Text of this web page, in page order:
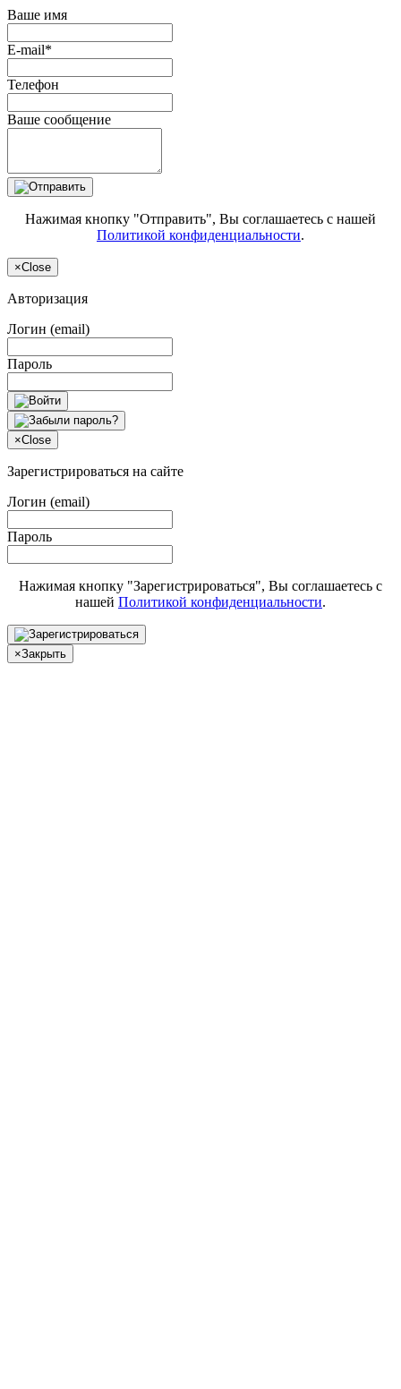
Ваше имя
E-mail*
Телефон
Ваше сообщение
Нажимая кнопку "Отправить", Вы соглашаетесь с нашей
Политикой конфиденциальности.
×Close
Авторизация
Логин (email)
Пароль
×Close
Зарегистрироваться на сайте
Логин (email)
Пароль
Нажимая кнопку "Зарегистрироваться", Вы соглашаетесь с
нашей Политикой конфиденциальности.
×Закрыть